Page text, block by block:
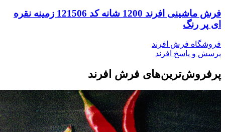
فرش ماشینی افرند 1200 شانه کد 121506 زمینه نقره
ای پر رنگ
فروشگاه فرش افرند
پرسش و پاسخ افرند
پرفروش‌ترین‌های فرش افرند